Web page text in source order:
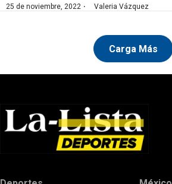
25 de noviembre, 2022 · Valeria Vázquez
Carga Más